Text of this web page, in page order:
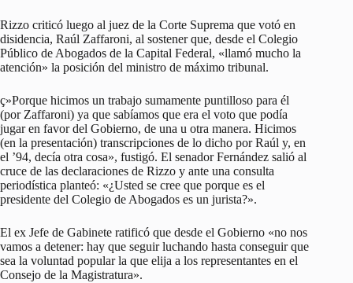
Rizzo criticó luego al juez de la Corte Suprema que votó en
disidencia, Raúl Zaffaroni, al sostener que, desde el Colegio
Público de Abogados de la Capital Federal, «llamó mucho la
atención» la posición del ministro de máximo tribunal.
ç»Porque hicimos un trabajo sumamente puntilloso para él
(por Zaffaroni) ya que sabíamos que era el voto que podía
jugar en favor del Gobierno, de una u otra manera. Hicimos
(en la presentación) transcripciones de lo dicho por Raúl y, en
el ’94, decía otra cosa», fustigó. El senador Fernández salió al
cruce de las declaraciones de Rizzo y ante una consulta
periodística planteó: «¿Usted se cree que porque es el
presidente del Colegio de Abogados es un jurista?».
El ex Jefe de Gabinete ratificó que desde el Gobierno «no nos
vamos a detener: hay que seguir luchando hasta conseguir que
sea la voluntad popular la que elija a los representantes en el
Consejo de la Magistratura».